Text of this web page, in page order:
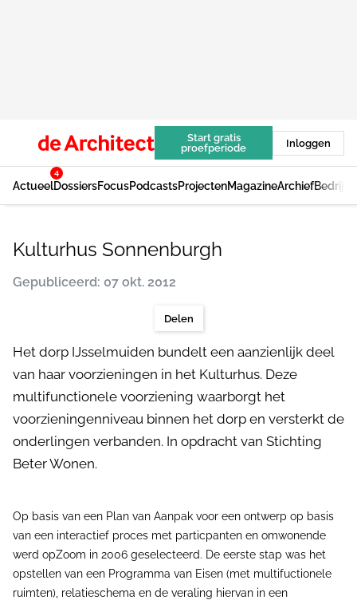
Start gratis
proefperiode
Inloggen
Actueel
4
DossiersFocusPodcastsProjectenMagazineArchief
Kulturhus Sonnenburgh
Gepubliceerd: 07 okt. 2012
Delen
Het dorp IJsselmuiden bundelt een aanzienlijk deel
van haar voorzieningen in het Kulturhus. Deze
multifunctionele voorziening waarborgt het
voorzieningenniveau binnen het dorp en versterkt de
onderlingen verbanden. In opdracht van Stichting
Beter Wonen.
Op basis van een Plan van Aanpak voor een ontwerp op basis
van een interactief proces met particpanten en omwonende
werd opZoom in 2006 geselecteerd. De eerste stap was het
opstellen van een Programma van Eisen (met multifuctionele
ruimten), relatieschema en de veraling hiervan in een